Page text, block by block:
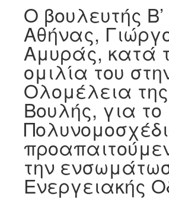
Ο βουλευτής Β’
Αθήνας,
Αμυράς, κατά
ομιλία του
Ολομέλεια της
Βουλής, για το
την
Ενεργειακής